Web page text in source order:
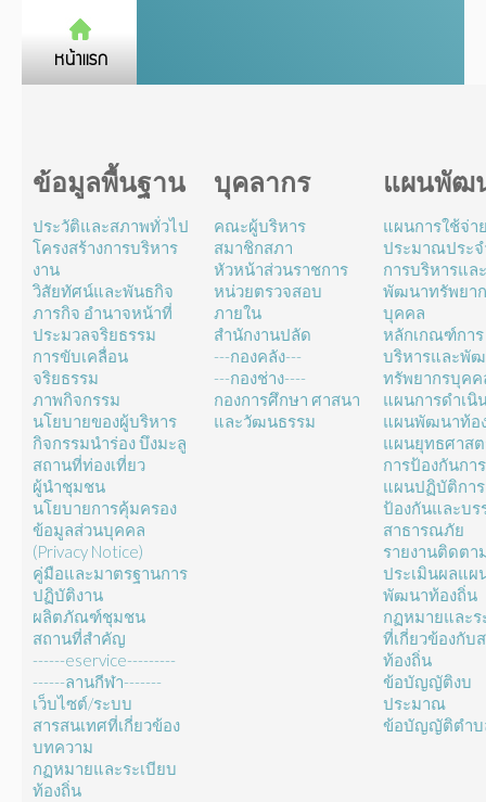
ข้อมูลพื้นฐาน
ประวัติและสภาพทั่วไป
โครงสร้างการบริหาร
งาน
วิสัยทัศน์และพันธกิจ
ภารกิจ อำนาจหน้าที่
ประมวลจริยธรรม
การขับเคลื่อน
จริยธรรม
ภาพกิจกรรม
นโยบายของผู้บริหาร
กิจกรรมนำร่อง บึงมะลู
สถานที่ท่องเที่ยว
ผู้นำชุมชน
นโยบายการคุ้มครอง
ข้อมูลส่วนบุคคล
(Privacy Notice)
คู่มือและมาตรฐานการ
ปฏิบัติงาน
ผลิตภัณฑ์ชุมชน
สถานที่สำคัญ
------eservice---------
------ลานกีฬา-------
เว็บไซต์/ระบบ
สารสนเทศที่เกี่ยวข้อง
บทความ
กฏหมายและระเบียบ
ท้องถิ่น
บุคลากร
คณะผู้บริหาร
สมาชิกสภา
หัวหน้าส่วนราชการ
หน่วยตรวจสอบ
ภายใน
สำนักงานปลัด
---กองคลัง---
---กองช่าง----
กองการศึกษา ศาสนา
และวัฒนธรรม
แผนพัฒ
แผนการใช้จ่า
ประมาณประ
การบริหารแล
พัฒนาทรัพยา
บุคคล
หลักเกณฑ์การ
บริหารและพั
ทรัพยากรบุคค
แผนการดำเนิ
แผนพัฒนาท้อ
แผนยุทธศาส
การป้องกันกา
แผนปฏิบัติการ
ป้องกันและบร
สาธารณภัย
รายงานติดตา
ประเมินผลแผ
พัฒนาท้องถิ่น
กฏหมายและร
ที่เกี่ยวข้องกับ
ท้องถิ่น
ข้อบัญญัติงบ
ประมาณ
ข้อบัญญัติตำบ